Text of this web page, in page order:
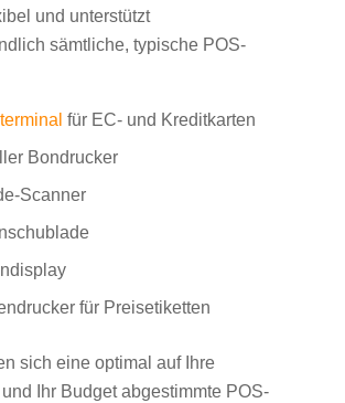
und unterstützt
sämtliche, typische POS-
für EC- und Kreditkarten
Bondrucker
Scanner
für Preisetiketten
sich eine optimal auf Ihre
Ihr Budget abgestimmte POS-